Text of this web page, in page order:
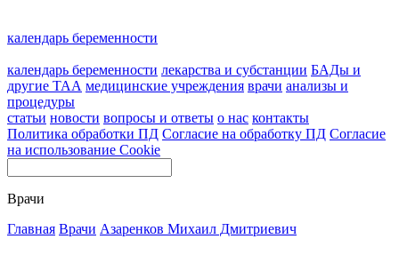
календарь беременности
календарь беременности лекарства и субстанции БАДы и
другие ТАА медицинские учреждения врачи анализы и
процедуры
статьи новости вопросы и ответы о нас контакты
Политика обработки ПД Согласие на обработку ПД Согласие
на использование Cookie
Врачи
Главная Врачи Азаренков Михаил Дмитриевич